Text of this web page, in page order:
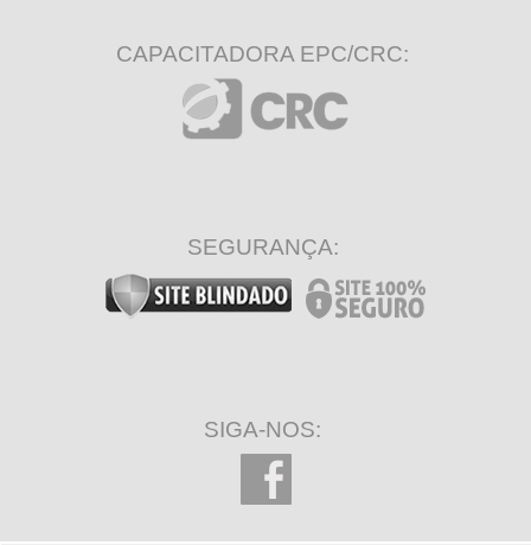
CAPACITADORA EPC/CRC:
SEGURANÇA:
SIGA-NOS: